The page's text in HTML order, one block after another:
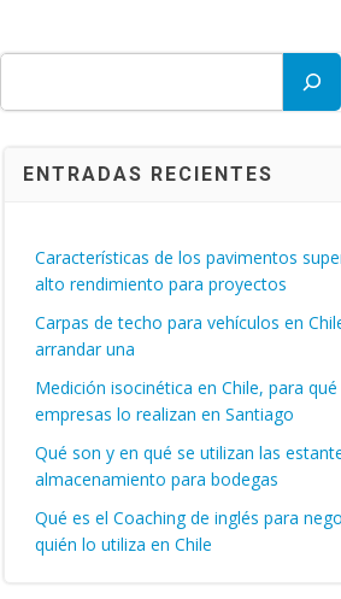
ENTRADAS RECIENTES
Características de los pavimentos
alto rendimiento para proyectos
Carpas de techo para vehículos en
arrandar una
Medición isocinética en Chile, para
empresas lo realizan en Santiago
Qué son y en qué se utilizan las
almacenamiento para bodegas
Qué es el Coaching de inglés para
quién lo utiliza en Chile